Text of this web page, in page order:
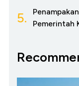
5.
Pemerintah